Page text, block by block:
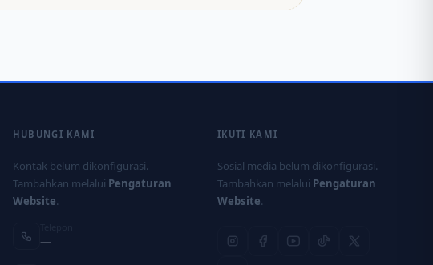
HUBUNGI KAMI
Kontak belum dikonfigurasi.
Tambahkan melalui Pengaturan
Website.
—
IKUTI KAMI
Sosial media belum dikonfigurasi.
Tambahkan melalui Pengaturan
Website.